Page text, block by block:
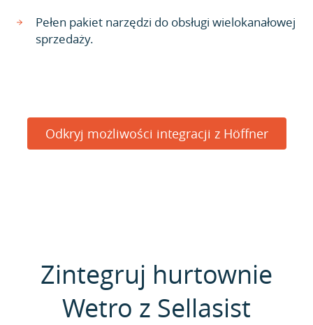
Pełen pakiet narzędzi do obsługi wielokanałowej
sprzedaży.
Odkryj możliwości integracji z Höffner
Zintegruj hurtownie
Wetro z Sellasist